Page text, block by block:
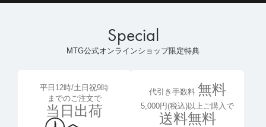
Special
MTG公式オンラインショップ限定特典
平日12時/土日祝9時
までのご注文で
当日出荷
代引き手数料 無料
5,000円(税込)以上ご購入で
送料無料